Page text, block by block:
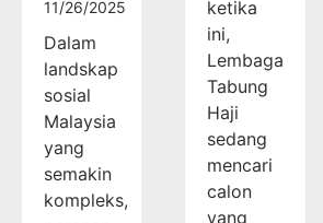
11/26/2025
Dalam
landskap
sosial
Malaysia
yang
semakin
kompleks,
ketika
ini,
Lembaga
Tabung
Haji
sedang
mencari
calon
yang